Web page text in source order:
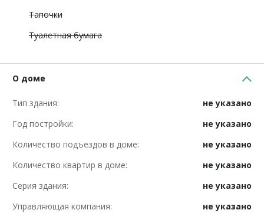
Тапочки
Туалетная бумага
О доме
Тип здания:
не указано
Год постройки:
не указано
Количество подъездов в доме:
не указано
Количество квартир в доме:
не указано
Серия здания:
не указано
Управляющая компания:
не указано